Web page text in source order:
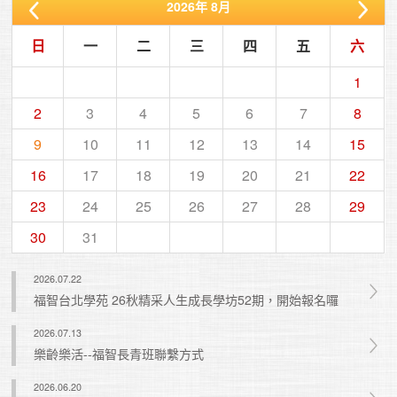
2026年 8月
日 一 二 三 四 五
六
1
2
3 4 5 6 7
8
9
10 11 12 13 14
15
16
17 18 19 20 21
22
23
24 25 26 27 28
29
30
31
2026.07.22
福智台北學苑 26秋精采人生成長學坊52期，開始報名囉
2026.07.13
樂齡樂活--福智長青班聯繫方式
2026.06.20